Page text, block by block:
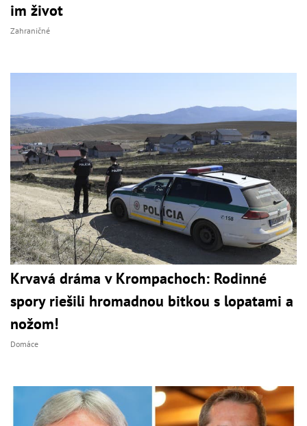
im život
Zahraničné
Krvavá dráma v Krompachoch: Rodinné
spory riešili hromadnou bitkou s lopatami a
nožom!
Domáce